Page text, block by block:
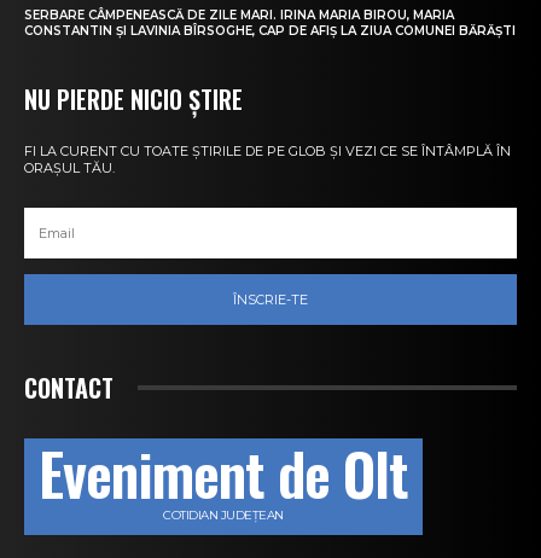
SERBARE CÂMPENEASCĂ DE ZILE MARI. IRINA MARIA BIROU, MARIA
CONSTANTIN ȘI LAVINIA BÎRSOGHE, CAP DE AFIȘ LA ZIUA COMUNEI BĂRĂȘTI
NU PIERDE NICIO ȘTIRE
FI LA CURENT CU TOATE ȘTIRILE DE PE GLOB ȘI VEZI CE SE ÎNTÂMPLĂ ÎN
ORAȘUL TĂU.
ÎNSCRIE-TE
CONTACT
Eveniment de Olt
COTIDIAN JUDEȚEAN